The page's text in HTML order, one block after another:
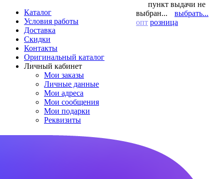
Каталог
Условия работы
Доставка
Скидки
Контакты
Оригинальный каталог
Личный кабинет
Мои заказы
Личные данные
Мои адреса
Мои сообщения
Мои подарки
Реквизиты
пункт выдачи не
выбран...
выбрать...
опт розница